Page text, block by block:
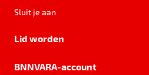
Sluit je aan
Lid worden
BNNVARA-account